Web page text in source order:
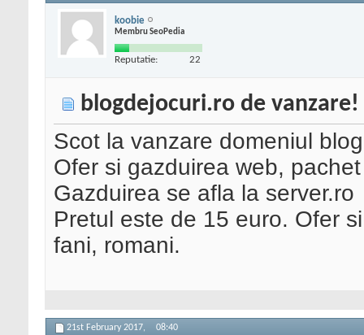
koobie
Membru SeoPedia
Reputatie: 22
blogdejocuri.ro de vanzare!
Scot la vanzare domeniul
Ofer si gazduirea web,
Gazduirea se afla la server.ro
Pretul este de 15 euro. Ofer
fani, romani.
21st February 2017, 08:40